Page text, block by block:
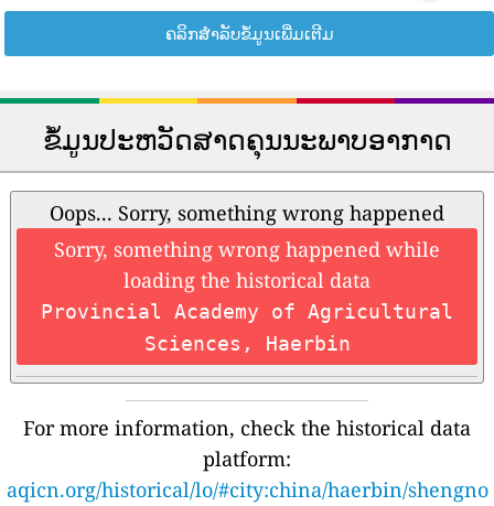
ຄລິກສຳລັບຂໍ້ມູນເພີ່ມເຕີມ
ຂໍ້ມູນປະຫວັດສາດຄຸນນະພາບອາກາດ
Oops... Sorry, something wrong happened
Sorry, something wrong happened while
loading the historical data
Provincial Academy of Agricultural
Sciences, Haerbin
For more information, check the historical data
platform:
aqicn.org/historical/lo/#city:china/haerbin/shengno